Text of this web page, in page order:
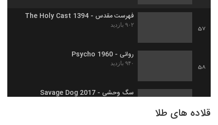
57
فهرست مقدس - The Holy Cast 1394
۹۰۲ بازدید
58
روانی - Psycho 1960
۹۴۰ بازدید
سگ وحشی - Savage Dog 2017
قلاده های طلا